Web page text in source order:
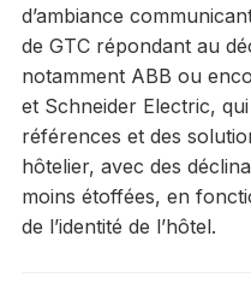
d’ambiance
de GTC répondant au
notamment ABB ou
et Schneider Electric,
références et des
hôtelier, avec des
moins étoffées, en
de l’identité de l’hôtel.